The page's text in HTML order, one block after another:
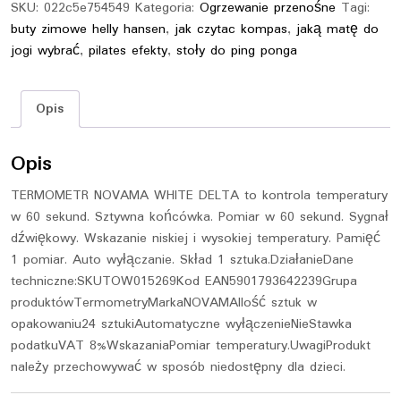
SKU: 022c5e754549 Kategoria: Ogrzewanie przenośne Tagi:
buty zimowe helly hansen,jak czytac kompas,jaką matę do
jogi wybrać, pilates efekty, stoły do ping ponga
Opis
Opis
TERMOMETR NOVAMA WHITE DELTA to kontrola temperatury
w 60 sekund. Sztywna końcówka. Pomiar w 60 sekund. Sygnał
dźwiękowy. Wskazanie niskiej i wysokiej temperatury. Pamięć
1 pomiar. Auto wyłączanie. Skład 1 sztuka.DziałanieDane
techniczne:SKUTOW015269Kod EAN5901793642239Grupa
produktówTermometryMarkaNOVAMAIlość sztuk w
opakowaniu24 sztukiAutomatyczne wyłączenieNieStawka
podatkuVAT 8%WskazaniaPomiar temperatury.UwagiProdukt
należy przechowywać w sposób niedostępny dla dzieci.